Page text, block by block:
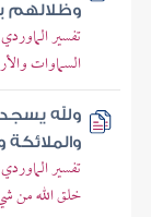
وظلالهم
تفسير
السماوات
ولله
تفسير
خلق الله من